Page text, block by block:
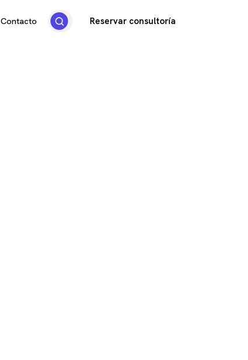
Contacto Reservar consultoría